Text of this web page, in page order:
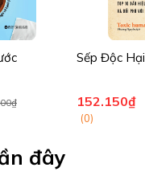
Sếp Độc Hại
152.150₫
(0)
đây